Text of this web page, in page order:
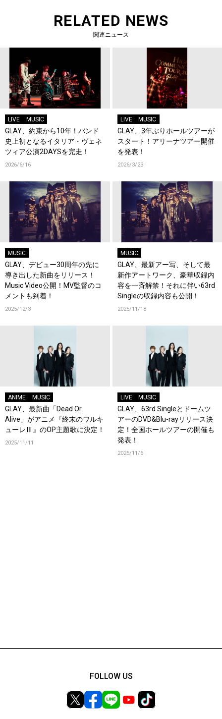
RELATED NEWS
関連ニュース
LIVE MUSIC
GLAY、約束から10年！バンド
史上初となるイタリア・ヴェネ
ツィア公演2DAYSを完走！
2026/6/16
LIVE MUSIC
GLAY、3年ぶりホールツアーが
スタート！アリーナツアー開催
を発表！
2026/3/23
MUSIC
GLAY、デビュー30周年の先に
導き出した新曲をリリース！
Music Video公開！MV監督のコ
メントも到着！
2025/12/3
MUSIC
GLAY、最新アー写、そして最
新作アートワーク、豪華収録内
容を一斉解禁！それに伴い63rd
Singleの収録内容も公開！
2025/11/18
ANIME MUSIC
GLAY、最新曲「Dead Or
Alive」がアニメ『終末のワルキ
ューレⅢ』のOP主題歌に決定！
2025/11/11
LIVE MUSIC
GLAY、63rd Singleとドームツ
アーのDVD&Blu-rayリリース決
定！全国ホールツアーの開催も
発表！
2025/11/6
FOLLOW US